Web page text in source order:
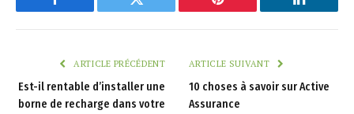
Facebook Twitter Pinterest LinkedIn
ARTICLE PRÉCÉDENT
Est-il rentable d’installer une
borne de recharge dans votre
ARTICLE SUIVANT
10 choses à savoir sur Active
Assurance